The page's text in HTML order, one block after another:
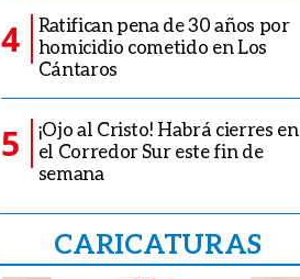
4
Ratifican pena de 30 años por
homicidio cometido en Los
Cántaros
5
¡Ojo al Cristo! Habrá cierres en
el Corredor Sur este fin de
semana
CARICATURAS